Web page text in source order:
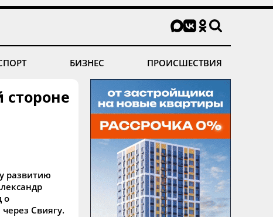
БИЗНЕС ПРОИСШЕСТВИЯ
стороне
развитию
о
Свиягу.